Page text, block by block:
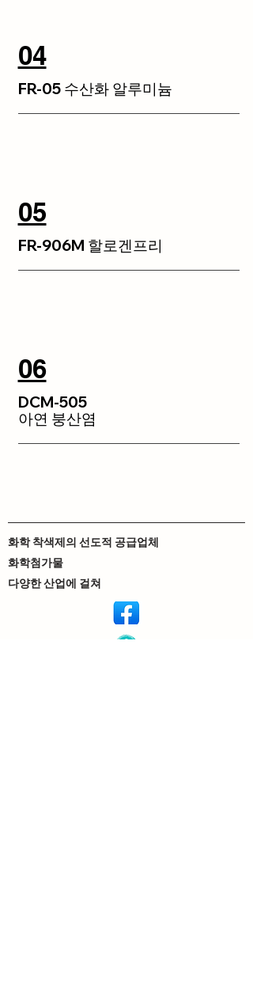
04
FR-05 수산화 알루미늄
05
FR-906M 할로겐프리
06
DCM-505
아연 붕산염
화학 착색제의 선도적 공급업체
화학첨가물
다양한 산업에 걸쳐